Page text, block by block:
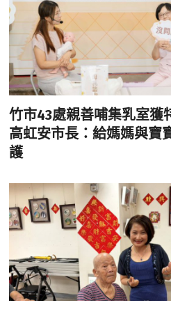
竹市43處親善哺集乳室獲
高虹安市長：給媽媽與寶
護